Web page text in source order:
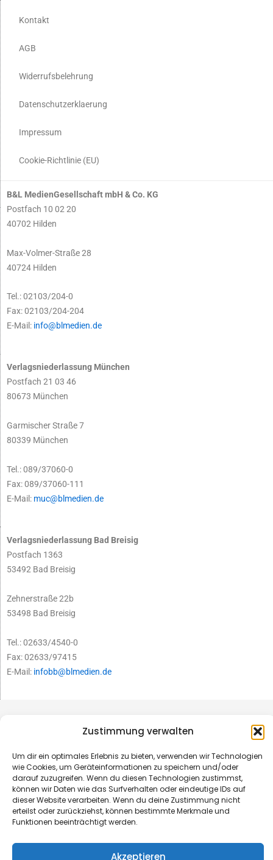
Zustimmung verwalten
Um dir ein optimales Erlebnis zu bieten, verwenden wir Technologien
wie Cookies, um Geräteinformationen zu speichern und/oder
darauf zuzugreifen. Wenn du diesen Technologien zustimmst,
können wir Daten wie das Surfverhalten oder eindeutige IDs auf
dieser Website verarbeiten. Wenn du deine Zustimmung nicht
erteilst oder zurückziehst, können bestimmte Merkmale und
Funktionen beeinträchtigt werden.
Akzeptieren
Kontakt
AGB
Widerrufsbelehrung
Datenschutzerklaerung
Impressum
Cookie-Richtlinie (EU)
B&L MedienGesellschaft mbH & Co. KG
Postfach 10 02 20
40702 Hilden
Max-Volmer-Straße 28
40724 Hilden
Tel.: 02103/204-0
Fax: 02103/204-204
E-Mail: info@blmedien.de
Verlagsniederlassung München
Postfach 21 03 46
80673 München
Garmischer Straße 7
80339 München
Tel.: 089/37060-0
Fax: 089/37060-111
E-Mail: muc@blmedien.de
Verlagsniederlassung Bad Breisig
Postfach 1363
53492 Bad Breisig
Zehnerstraße 22b
53498 Bad Breisig
Tel.: 02633/4540-0
Fax: 02633/97415
E-Mail: infobb@blmedien.de